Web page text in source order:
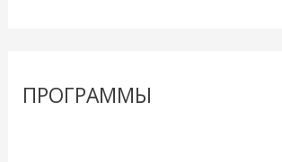
ПРОГРАММЫ